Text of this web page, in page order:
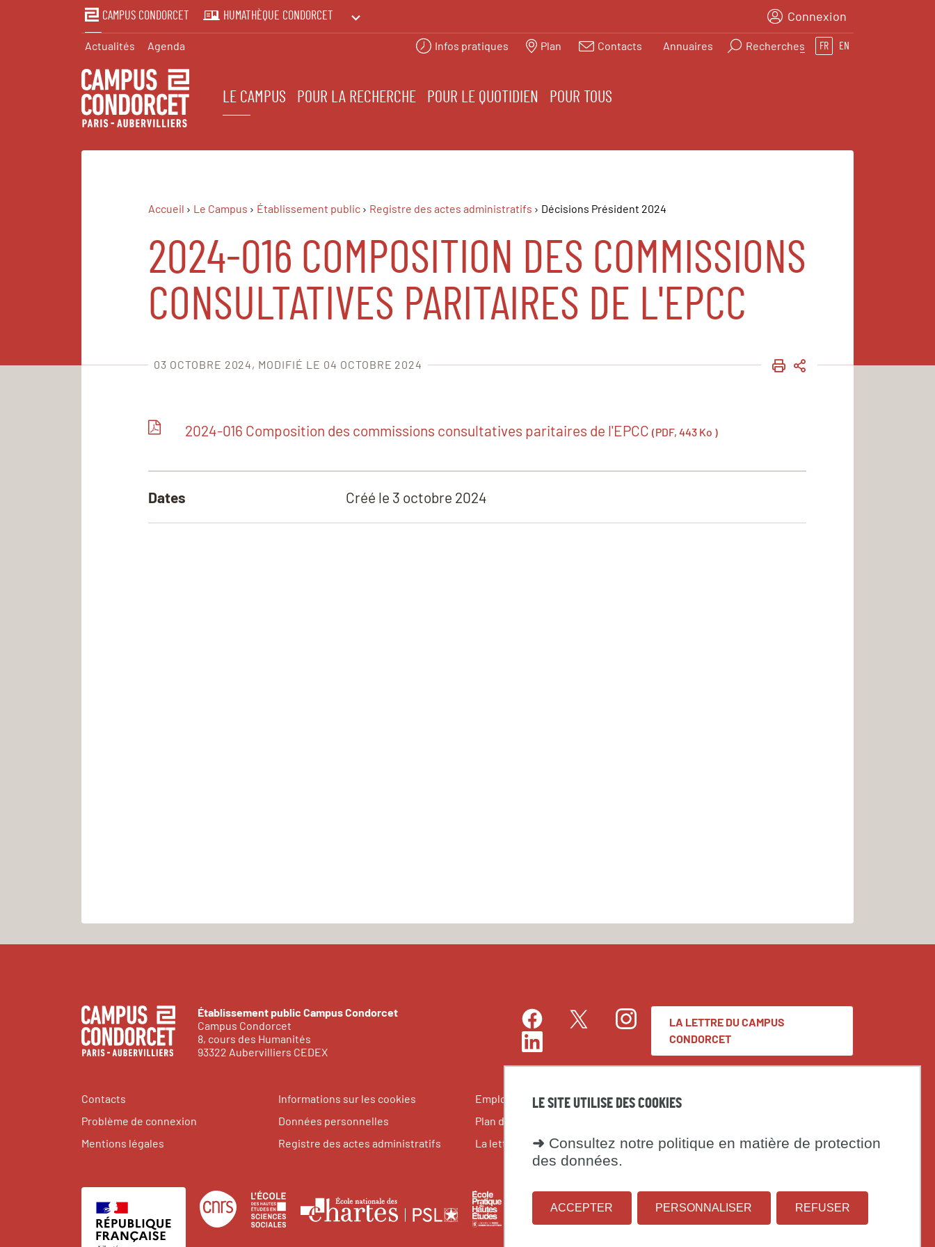
LE SITE UTILISE DES COOKIES
➜ Consultez notre politique en matière de protection
des données.
ACCEPTER REFUSER
PERSONNALISER
CAMPUS CONDORCET HUMATHÈQUE CONDORCET
PRINTEMPS DES HUMANITÉS
Connexion
Actualités Agenda Infos pratiques Plan Contacts Annuaires Recherches FR EN
LE CAMPUS POUR LA RECHERCHE POUR LE QUOTIDIEN POUR TOUS
Accueil Le Campus Établissement public Registre des actes administratifs Décisions Président 2024
2024-016 COMPOSITION DES COMMISSIONS
CONSULTATIVES PARITAIRES DE L'EPCC
03 OCTOBRE 2024 MODIFIÉ LE 04 OCTOBRE 2024 IMPRIMER
PARTAGER
2024-016 Composition des commissions consultatives paritaires de l'EPCC (PDF, 443 Ko )
Dates Créé le 3 octobre 2024
Établissement public Campus Condorcet
Campus Condorcet
8, cours des Humanités
93322 Aubervilliers CEDEX
FacebookTwitter
Instagram
LinkedIn
LA LETTRE DU CAMPUS
CONDORCET
Contacts
Problème de connexion
Mentions légales
Informations sur les cookies
Données personnelles
Registre des actes administratifs
Emplois et stages
Plan du site
La lettre du Campus Condorcet
Espace presse
Centre
national
École
des
École
nationale
École
pratique
Fondation
maison
Institut
national
Université
Paris